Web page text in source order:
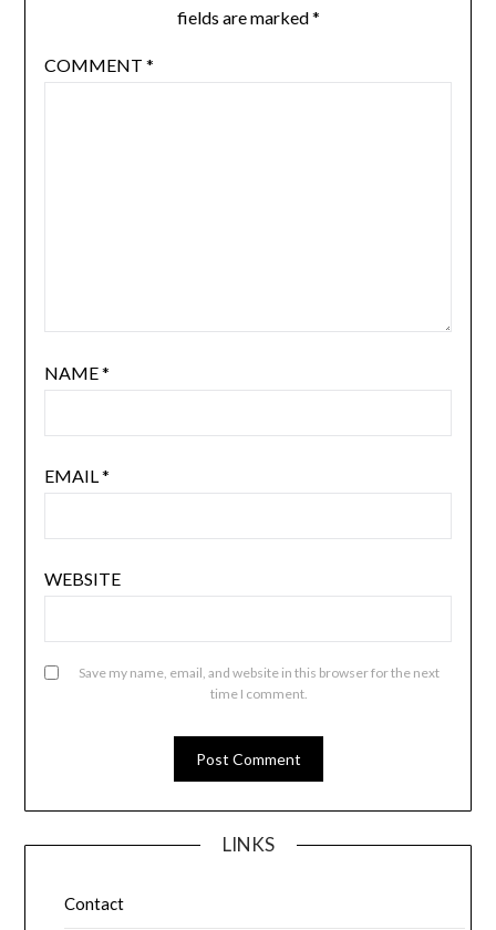
fields are marked*
COMMENT *
NAME*
EMAIL *
WEBSITE
Save my name, email, and website in this browser for the next
time I comment.
LINKS
Contact